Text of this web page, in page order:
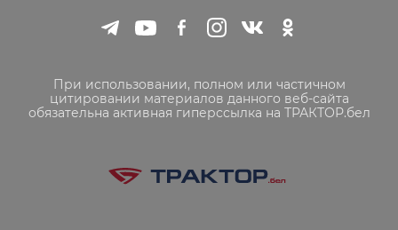
При использовании, полном или частичном
цитировании материалов данного веб-сайта
обязательна активная гиперссылка на ТРАКТОР.бел